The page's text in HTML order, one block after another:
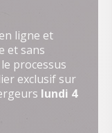
ligne et
et sans
processus
exclusif sur
lundi 4